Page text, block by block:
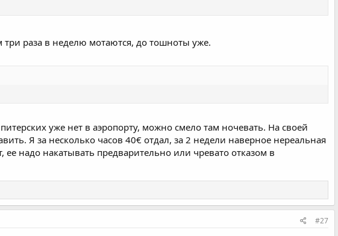
три раза в неделю мотаются, до тошноты уже.
уже нет в аэропорту, можно смело там ночевать. На своей
Я за несколько часов 40€ отдал, за 2 недели наверное нереальная
надо накатывать предварительно или чревато отказом в
#27